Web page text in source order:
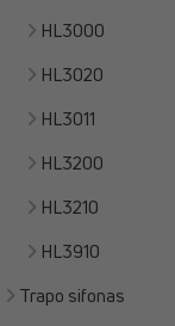
HL3000
HL3020
HL3011
HL3200
HL3210
HL3910
Trapo sifonas